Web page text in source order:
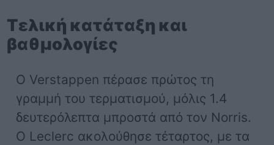
Τελική κατάταξη και
βαθμολογίες
Ο Verstappen πέρασε πρώτος τη
γραμμή του τερματισμού, μόλις 1.4
δευτερόλεπτα μπροστά από τον Norris.
Ο Leclerc ακολούθησε τέταρτος, με τα